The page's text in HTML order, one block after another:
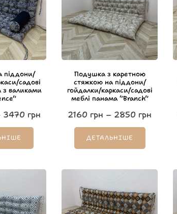
піддони/
садові
з валиками
3470 грн
Подушка з каретною
стяжкою на піддони/
гойдалки/каркаси/садові
меблі панама “Branch”
2160 грн – 2850 грн
ДЕТАЛЬНІШЕ